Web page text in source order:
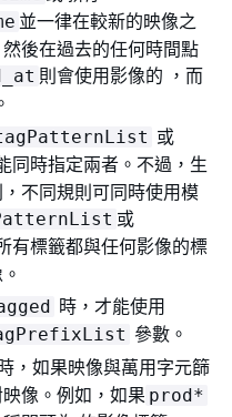
並一律在較新的映像之
後在過去的任何時間點
則會使用影像的 ，而
或
同時指定兩者。不過，生
不同規則可同時使用模
或
有標籤都與任何影像的標
時，才能使用
參數。
時，如果映像與萬用字元篩
像。例如，如果 prod*